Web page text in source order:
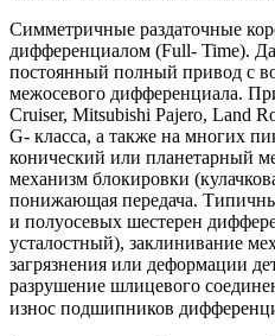
Симметричные раздаточные
дифференциалом (Full- Time).
постоянный полный привод с
межосевого дифференциала.
Cruiser, Mitsubishi Pajero, Land
G- класса, а также на многих
конический или планетарный
механизм блокировки
понижающая передача.
и полуосевых шестерен
усталостный), заклинивание
загрязнения или деформации
разрушение шлицевого
износ подшипников